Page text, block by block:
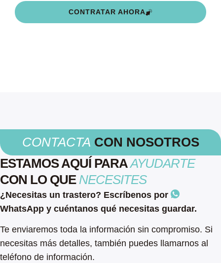
CONTRATAR AHORA
CONTACTA CON NOSOTROS
ESTAMOS AQUÍ PARAAYUDARTE
CON LO QUE NECESITES
¿Necesitas un trastero? Escríbenos por
WhatsApp y cuéntanos qué necesitas guardar.
Te enviaremos toda la información sin compromiso. Si
necesitas más detalles, también puedes llamarnos al
teléfono de información.